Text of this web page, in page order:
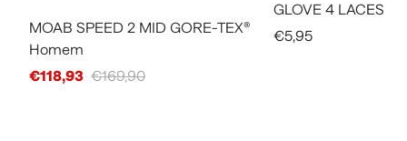
MOAB SPEED 2 MID GORE-TEX®
Homem
Sale Price
€118,93 €169,90
GLOVE 4 LACES
Sale Price
€5,95